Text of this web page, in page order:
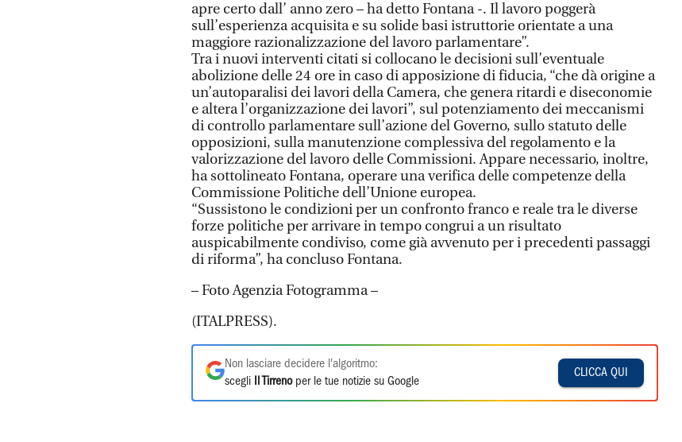
apre certo dall’ anno zero – ha detto Fontana -. Il lavoro poggerà
sull’esperienza acquisita e su solide basi istruttorie orientate a una
maggiore razionalizzazione del lavoro parlamentare”.
Tra i nuovi interventi citati si collocano le decisioni sull’eventuale
abolizione delle 24 ore in caso di apposizione di fiducia, “che dà origine a
un’autoparalisi dei lavori della Camera, che genera ritardi e diseconomie
e altera l’organizzazione dei lavori”, sul potenziamento dei meccanismi
di controllo parlamentare sull’azione del Governo, sullo statuto delle
opposizioni, sulla manutenzione complessiva del regolamento e la
valorizzazione del lavoro delle Commissioni. Appare necessario, inoltre,
ha sottolineato Fontana, operare una verifica delle competenze della
Commissione Politiche dell’Unione europea.
“Sussistono le condizioni per un confronto franco e reale tra le diverse
forze politiche per arrivare in tempo congrui a un risultato
auspicabilmente condiviso, come già avvenuto per i precedenti passaggi
di riforma”, ha concluso Fontana.
– Foto Agenzia Fotogramma –
(ITALPRESS).
Non lasciare decidere l'algoritmo:
scegli
Il Tirrenoper le tue notizie su Google
CLICCA QUI